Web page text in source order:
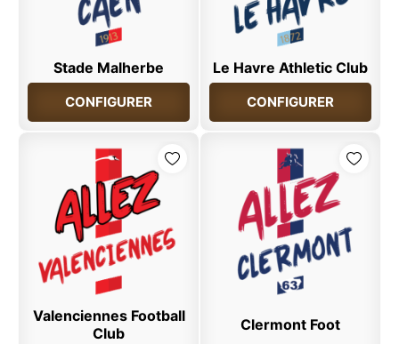
Stade Malherbe
CONFIGURER
Le Havre Athletic Club
CONFIGURER
Valenciennes Football
Club
Clermont Foot